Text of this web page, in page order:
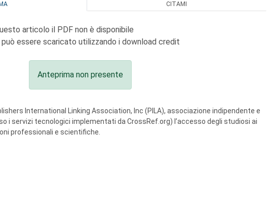
CITAMI
articolo il PDF non è disponibile
può essere scaricato utilizzando i download credit
Anteprima non presente
International Linking Association, Inc (PILA), associazione indipendente e
i servizi tecnologici implementati da CrossRef.org) l’accesso degli studiosi ai
professionali e scientifiche.